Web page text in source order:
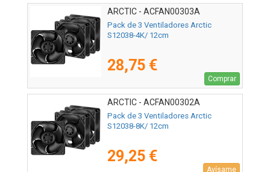
ARCTIC - ACFAN00303A
Pack de 3 Ventiladores Arctic
S12038-4K/ 12cm
28,75 €
Comprar
ARCTIC - ACFAN00302A
Pack de 3 Ventiladores Arctic
S12038-8K/ 12cm
29,25 €
Avísame